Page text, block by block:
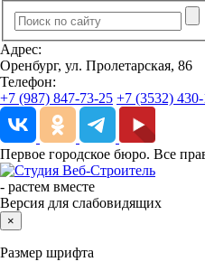
Адрес:
Оренбург, ул. Пролетарская, 86
Телефон:
+7 (987) 847-73-25 +7 (3532)
Первое городское бюро. Все
- растем вместе
Версия для слабовидящих
×
Размер шрифта